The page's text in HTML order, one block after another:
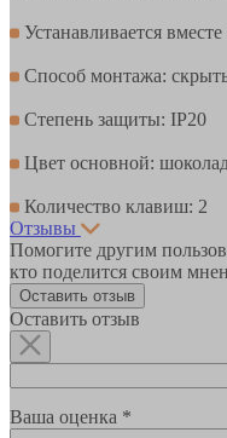
Устанавливается
Способ монтажа:
Степень защиты: IP20
Цвет основной:
Количество клавиш: 2
Отзывы
Помогите другим
кто поделится своим
Оставить отзыв
Оставить отзыв
Ваша оценка *